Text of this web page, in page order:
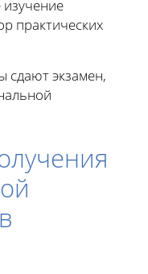
практических
сдают экзамен,